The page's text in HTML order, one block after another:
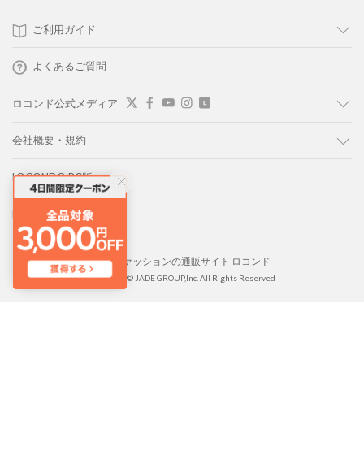
ご利用ガイド
よくあるご質問
ロコンド公式メディア
会社概要・規約
LOCONDO PC版
LOCONDO アプリ
靴とファッションの通販サイト ロコンド
Copyright © JADE GROUP,Inc. All Rights Reserved